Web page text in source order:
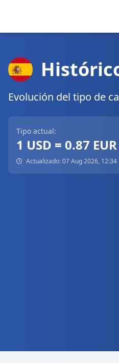
Evolución del tipo de
Tipo actual:
1 USD = 0.87 EUR
Actualizado: 07 Aug 2026, 12:34